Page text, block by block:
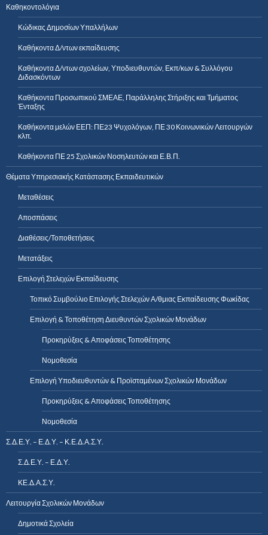
Καθηκοντολόγια
Κώδικας Δημοσίων Υπαλλήλων
Καθήκοντα Δ/ντων εκπαίδευσης
Καθήκοντα Δ/ντων σχολείων, Υποδιευθυντών, Εκπ/κων & Συλλόγου
Διδασκόντων
Καθήκοντα Προσωπικού ΣΜΕΑΕ, Παράλληλης Στήριξης και Τμήματος
Ένταξης
Καθήκοντα μελών ΕΕΠ: ΠΕ23 Ψυχολόγων, ΠΕ 30 Κοινωνικών Λειτουργών
κλπ.
Καθήκοντα ΠΕ 25 Σχολικών Νοσηλευτών και Ε.Β.Π.
Θέματα Υπηρεσιακής Κατάστασης Εκπαιδευτικών
Μεταθέσεις
Αποσπάσεις
Διαθέσεις/Τοποθετήσεις
Μετατάξεις
Επιλογή Στελεχών Εκπαίδευσης
Τοπικό Συμβούλιο Επιλογής Στελεχών Α/θμιας Εκπαίδευσης Φωκίδας
Επιλογή & Τοποθέτηση Διευθυντών Σχολικών Μονάδων
Προκηρύξεις & Αποφάσεις Τοποθέτησης
Νομοθεσία
Επιλογή Υποδιευθυντών & Προϊσταμένων Σχολικών Μονάδων
Προκηρύξεις & Αποφάσεις Τοποθέτησης
Νομοθεσία
Σ.Δ.Ε.Υ. – Ε.Δ.Υ. – Κ.Ε.Δ.Α.Σ.Υ.
Σ.Δ.Ε.Υ. – Ε.Δ.Υ.
ΚΕ.Δ.Α.Σ.Υ.
Λειτουργία Σχολικών Μονάδων
Δημοτικά Σχολεία